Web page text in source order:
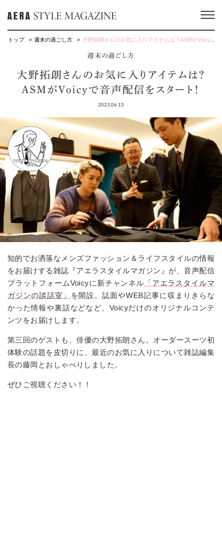
トップ 週末の過ごし方 大野拓朗さんのお気に入りアイテムは？ASMがVoicyで音声配信をスタート！
週末の過ごし方
大野拓朗さんのお気に入りアイテムは？
ASMがVoicyで音声配信をスタート！
2023.06.13
知的でお洒落なメンズファッション＆ライフスタイルの情報
をお届けする雑誌『アエラスタイルマガジン』が、音声配信
プラットフォームVoicyに新チャンネル 「アエラスタイルマ
ガジンの談話室」
を開設。誌面やWEB記事に収まりきらな
かった情報や裏話などなど、 Voicyだけのオリジナルコンテ
ンツをお届けします。
第三回のゲストも、俳優の大野拓朗さん。オーダースーツ初
体験の話題を皮切りに、最近のお気に入りについて雑誌編集
長の藤岡とおしゃべりしました。
ぜひご視聴ください！！